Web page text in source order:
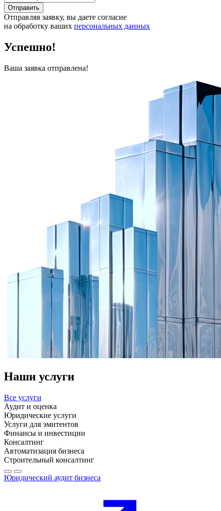
Отправить
Отправляя заявку, вы даете согласие
на обработку ваших персональных данных
Успешно!
Ваша заявка отправлена!
Наши услуги
Все услуги
Аудит и оценка
Юридические услуги
Услуги для эмитентов
Финансы и инвестиции
Консалтинг
Автоматизация бизнеса
Строительный консалтинг
Юридический аудит бизнеса